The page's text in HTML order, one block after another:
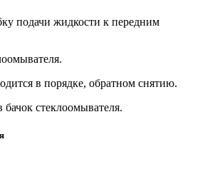
подачи жидкости к передним
в порядке, обратном снятию.
бачок стеклоомывателя.